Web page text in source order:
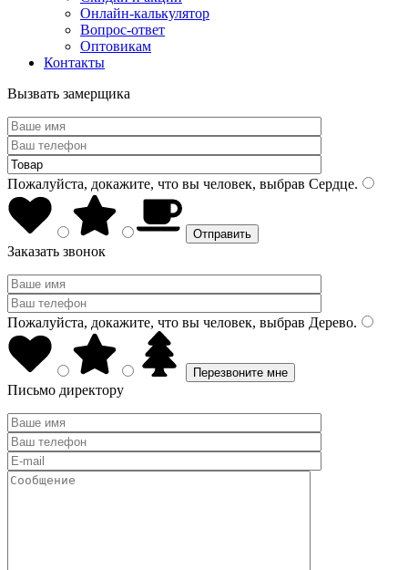
Онлайн-калькулятор
Вопрос-ответ
Оптовикам
Контакты
Вызвать замерщика
Пожалуйста, докажите, что вы человек, выбрав Сердце.
Заказать звонок
Пожалуйста, докажите, что вы человек, выбрав Дерево.
Письмо директору